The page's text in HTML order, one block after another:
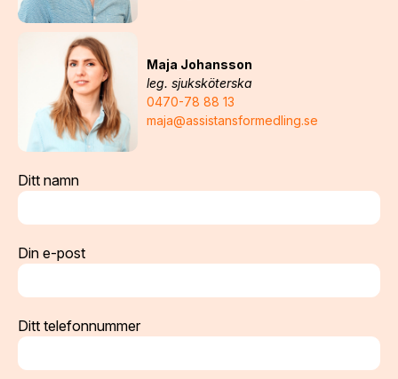
Maja Johansson
leg. sjuksköterska
0470-78 88 13
maja@assistansformedling.se
Ditt namn
Din e-post
Ditt telefonnummer